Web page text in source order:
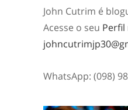
John Cutrim é
Acesse o seu Perfil
WhatsApp: (098)